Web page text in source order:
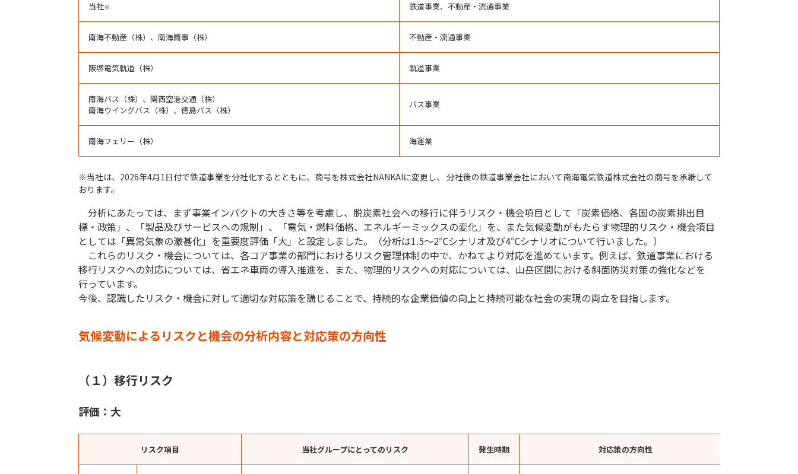
当社※ 鉄道事業、不動産・流通事業
南海不動産（株）、南海商事（株） 不動産・流通事業
阪堺電気軌道（株） 軌道事業
南海バス（株）、関西空港交通（株）
南海ウイングバス（株）、徳島バス（株）
バス事業
南海フェリー（株） 海運業
※当社は、2026年4月1日付で鉄道事業を分社化するとともに、商号を株式会社NANKAIに変更し、 分社後の鉄道事業会社において南海電気鉄道株式会社の商号を承継して
おります。
分析にあたっては、まず事業インパクトの大きさ等を考慮し、脱炭素社会への移行に伴うリスク・機会項目として「炭素価格、各国の炭素排出目
標・政策」、「製品及びサービスへの規制」、「電気・燃料価格、エネルギーミックスの変化」を、また気候変動がもたらす物理的リスク・機会項目
としては「異常気象の激甚化」を重要度評価「大」と設定しました。（分析は1.5～2℃シナリオ及び4℃シナリオについて行いました。）
これらのリスク・機会については、各コア事業の部門におけるリスク管理体制の中で、かねてより対応を進めています。例えば、鉄道事業における
移行リスクへの対応については、省エネ車両の導入推進を、また、物理的リスクへの対応については、山岳区間における斜面防災対策の強化などを
行っています。
今後、認識したリスク・機会に対して適切な対応策を講じることで、持続的な企業価値の向上と持続可能な社会の実現の両立を目指します。
気候変動によるリスクと機会の分析内容と対応策の方向性
（１）移行リスク
評価：大
リスク項目 当社グループにとってのリスク 発生時期 対応策の方向性